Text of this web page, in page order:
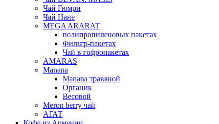
Чай Гюмри
Чай Нане
MEGA ARARAT
полипропиленовых пакетах
Фильтр-пакетах
Чай в гофропакетах
AMARAS
Manana
Manana травяной
Органик
Весовой
Meron berry чай
АГАТ